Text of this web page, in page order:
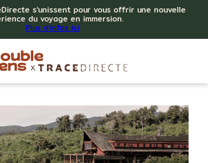
s'unissent pour vous offrir une nouvelle
du voyage en immersion.
Plus d'infos ici